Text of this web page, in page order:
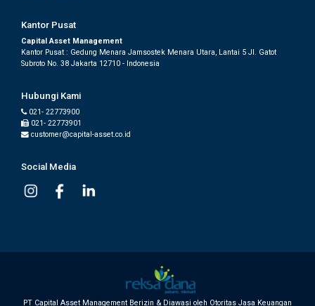
Kantor Pusat
Capital Asset Management
Kantor Pusat : Gedung Menara Jamsostek Menara Utara, Lantai 5 Jl. Gatot
Subroto No. 38 Jakarta 12710 - Indonesia
Hubungi Kami
021- 22773900
021- 22773901
customer@capital-asset.co.id
Social Media
PT Capital Asset Management Berizin & Diawasi oleh Otoritas Jasa Keuangan